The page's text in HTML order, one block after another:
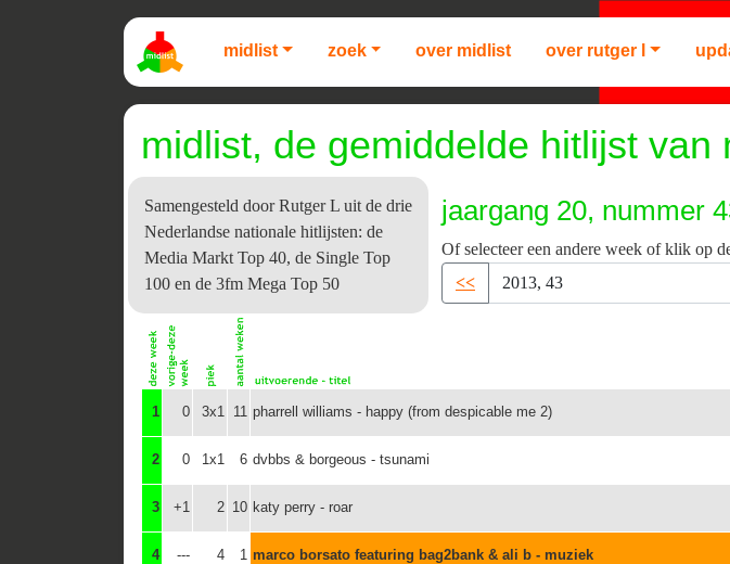
midlist zoek over midlist over rutger l
midlist, de gemiddelde hitlijst van
Samengesteld door Rutger L uit de drie
Nederlandse nationale hitlijsten: de
Media Markt Top 40, de Single Top
100 en de 3fm Mega Top 50
jaargang 20, nummer
Of selecteer een andere week of klik op
<<
1 0 3x1 11 pharrell williams - happy (from despicable me 2)
2 0 1x1 6 dvbbs & borgeous - tsunami
3 +1 2 10 katy perry - roar
4 --- 4 1 marco borsato featuring bag2bank & ali b - muziek